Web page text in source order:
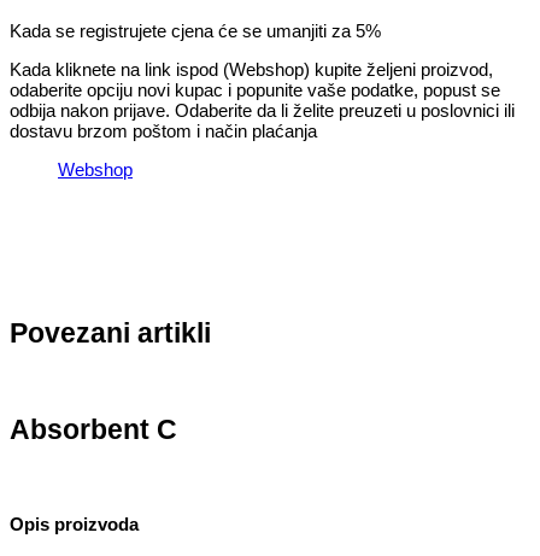
Kada se registrujete cjena će se umanjiti za 5%
Kada kliknete na link ispod (Webshop) kupite željeni proizvod,
odaberite opciju novi kupac i popunite vaše podatke, popust se
odbija nakon prijave. Odaberite da li želite preuzeti u poslovnici ili
dostavu brzom poštom i način plaćanja
Webshop
Povezani artikli
Absorbent C
Opis proizvoda